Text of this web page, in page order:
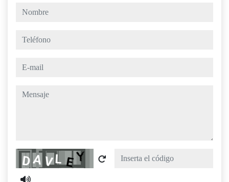
nombre
teléfono
e-mail
mensaje
Captcha